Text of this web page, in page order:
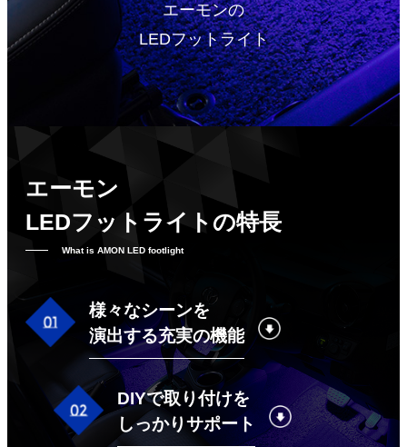
エーモンの
LEDフットライト
エーモン
LEDフットライトの特長
What is AMON LED footlight
様々なシーンを
演出する充実の機能
DIYで取り付けを
しっかりサポート